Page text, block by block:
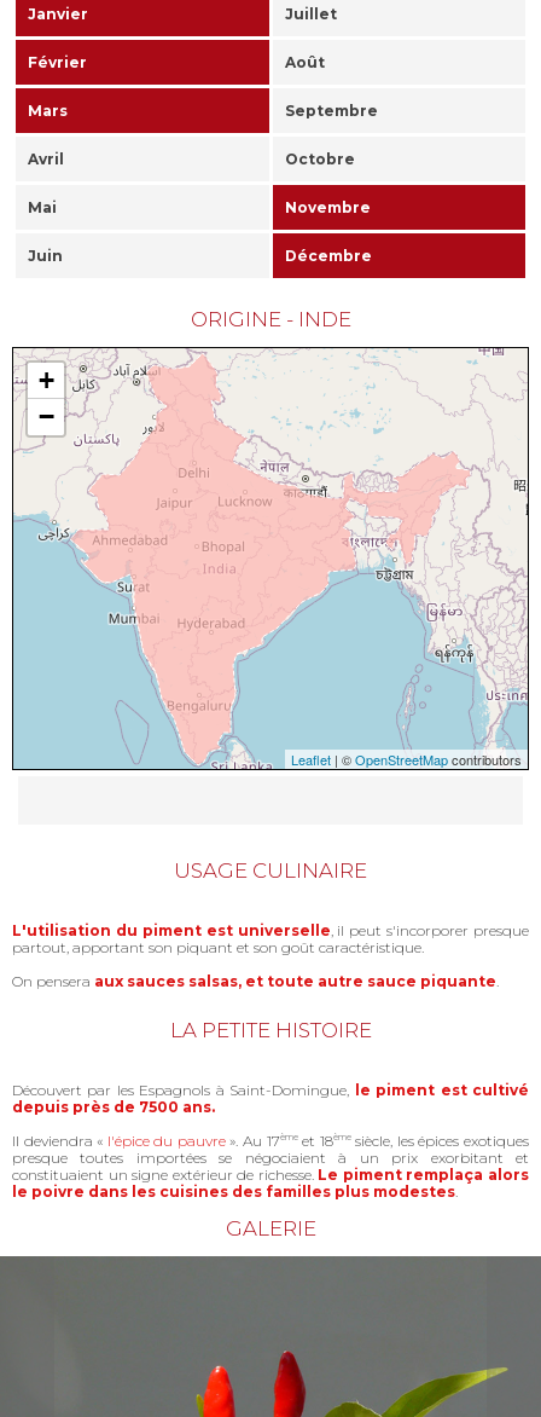
Janvier Juillet
Février Août
Mars Septembre
Avril Octobre
Mai Novembre
Juin Décembre
ORIGINE - INDE
+
−
Leaflet | ©OpenStreetMapcontributors
USAGE CULINAIRE
L'utilisation du piment est universelle , il peut s'incorporer presque
partout, apportant son piquant et son goût caractéristique.
On pensera aux sauces salsas, et toute autre sauce piquante
LA PETITE HISTOIRE
Découvert par les Espagnols à Saint-Domingue, le piment est cultivé
depuis près de 7500 ans.
Il deviendra « l'épice du pauvre». Au 17èmeet 18èmesiècle, les épices exotiques
presque toutes importées se négociaient à un prix exorbitant et
constituaient un signe extérieur de richesse. Le piment remplaça alors
le poivre dans les cuisines des familles plus modestes.
GALERIE